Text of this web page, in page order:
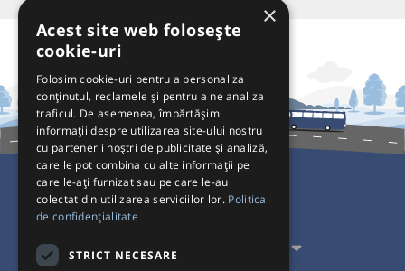
Pentru Călători
Pentru Transportatori
×
Acest site web folosește
cookie-uri
Folosim cookie-uri pentru a personaliza
conținutul, reclamele și pentru a ne analiza
traficul. De asemenea, împărtășim
informații despre utilizarea site-ului nostru
cu partenerii noștri de publicitate și analiză,
care le pot combina cu alte informații pe
care le-ați furnizat sau pe care le-au
colectat din utilizarea serviciilor lor. Politica
de confidențialitate
STRICT NECESARE